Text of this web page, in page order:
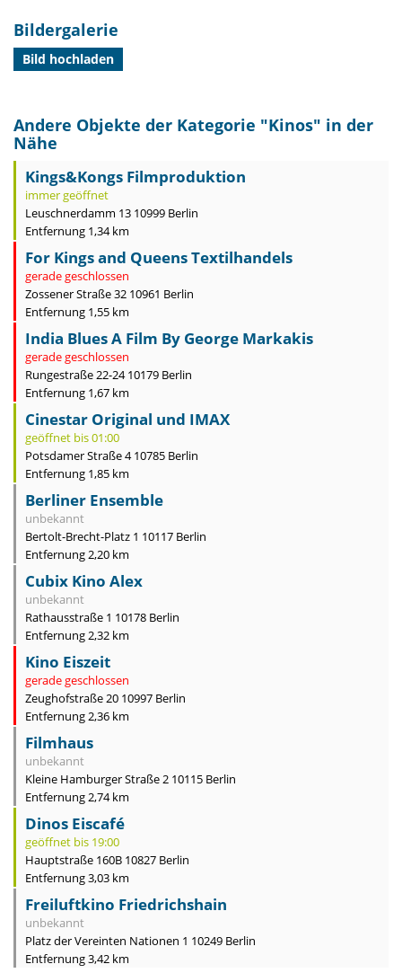
Bildergalerie
Bild hochladen
Andere Objekte der Kategorie "Kinos" in der
Nähe
Kings&Kongs Filmproduktion
immer geöffnet
Leuschnerdamm 13 10999 Berlin
Entfernung 1,34 km
For Kings and Queens Textilhandels
gerade geschlossen
Zossener Straße 32 10961 Berlin
Entfernung 1,55 km
India Blues A Film By George Markakis
gerade geschlossen
Rungestraße 22-24 10179 Berlin
Entfernung 1,67 km
Cinestar Original und IMAX
geöffnet bis 01:00
Potsdamer Straße 4 10785 Berlin
Entfernung 1,85 km
Berliner Ensemble
unbekannt
Bertolt-Brecht-Platz 1 10117 Berlin
Entfernung 2,20 km
Cubix Kino Alex
unbekannt
Rathausstraße 1 10178 Berlin
Entfernung 2,32 km
Kino Eiszeit
gerade geschlossen
Zeughofstraße 20 10997 Berlin
Entfernung 2,36 km
Filmhaus
unbekannt
Kleine Hamburger Straße 2 10115 Berlin
Entfernung 2,74 km
Dinos Eiscafé
geöffnet bis 19:00
Hauptstraße 160B 10827 Berlin
Entfernung 3,03 km
Freiluftkino Friedrichshain
unbekannt
Platz der Vereinten Nationen 1 10249 Berlin
Entfernung 3,42 km